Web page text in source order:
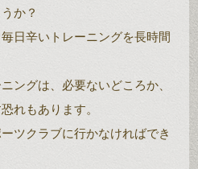
か？
日辛いトレーニングを長時間
ングは、必要ないどころか、
れもあります。
ツクラブに行かなければでき